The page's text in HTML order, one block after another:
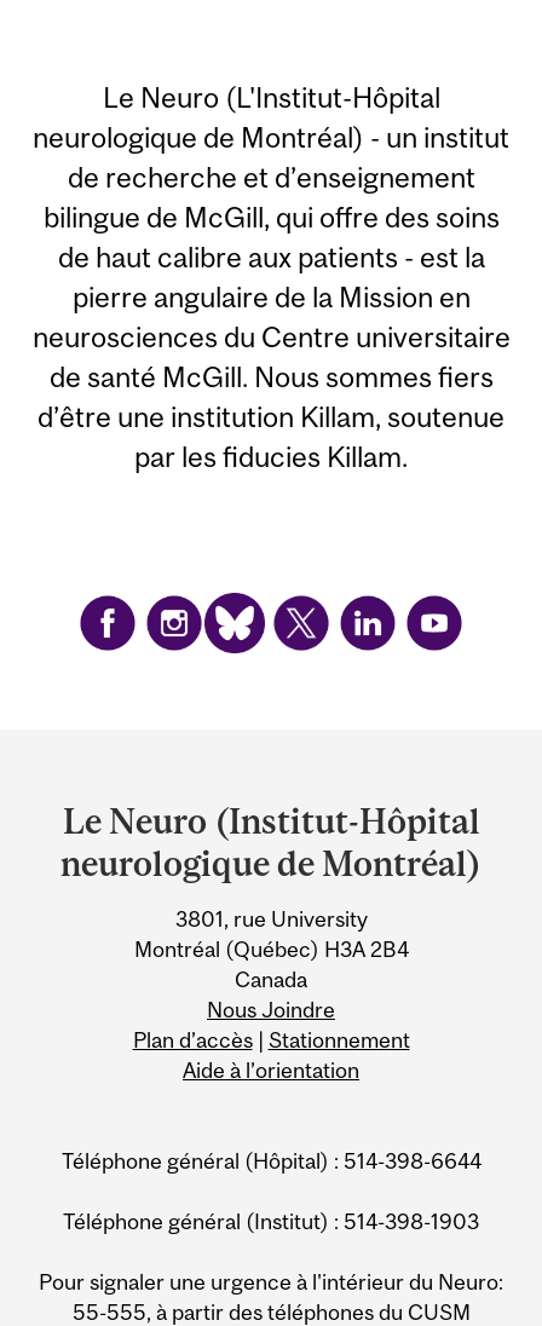
Le Neuro (L'Institut-Hôpital
neurologique de Montréal) - un institut
de recherche et d’enseignement
bilingue de McGill, qui offre des soins
de haut calibre aux patients - est la
pierre angulaire de la Mission en
neurosciences du Centre universitaire
de santé McGill. Nous sommes fiers
d’être une institution Killam, soutenue
par les fiducies Killam.
and
University
Information
Le Neuro (Institut-Hôpital
neurologique de Montréal)
3801, rue University
Montréal (Québec) H3A 2B4
Canada
Nous Joindre
Plan d’accès| Stationnement
Aide à l’orientation
Téléphone général (Hôpital) : 514-398-6644
Téléphone général (Institut) : 514-398-1903
Pour signaler une urgence à l'intérieur du Neuro:
55-555, à partir des téléphones du CUSM